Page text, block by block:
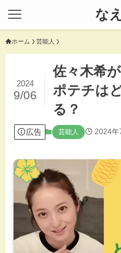
な
ホーム 芸能人
佐々木希
ポテチは
る？
2024
9/06
広告 芸能人 2024年